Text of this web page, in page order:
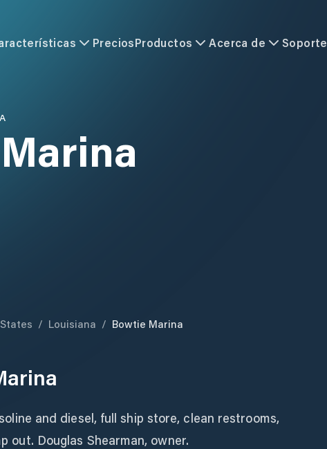
PreciosProductos Acerca de Soporte
/ Louisiana / Bowtie Marina
and diesel, full ship store, clean restrooms,
out. Douglas Shearman, owner.